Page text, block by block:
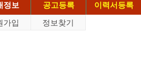
정보 공고등록
이력서등록
가입 정보찾기